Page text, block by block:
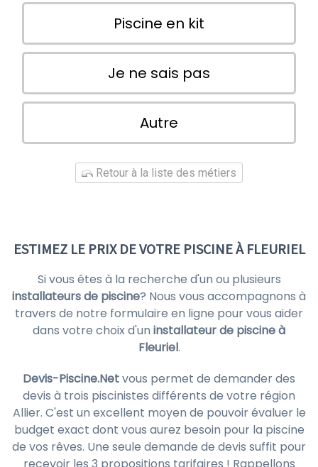
Piscine en kit
Je ne sais pas
Autre
Retour à la liste des métiers
ESTIMEZ LE PRIX DE VOTRE PISCINE À FLEURIEL
Si vous êtes à la recherche d'un ou plusieurs
installateurs de piscine? Nous vous accompagnons à
travers de notre formulaire en ligne pour vous aider
dans votre choix d'un installateur de piscine à
Fleuriel.
Devis-Piscine.Netvous permet de demander des
devis à trois piscinistes différents de votre région
Allier. C'est un excellent moyen de pouvoir évaluer le
budget exact dont vous aurez besoin pour la piscine
de vos rêves. Une seule demande de devis suffit pour